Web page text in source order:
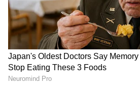
ಪ್ರೀತಿಯ ವಿಚಾರ ಹೇಳಿ ತನ್ನನ್ನು
ಹೇಳಿದ್ದಾಳೆ. ಮದುವೆಯಾಗಲು
ಇರೋಣ ಎಂದು ಪ್ರಿಯಕರ ಆದೇಶ್‌
ಅರ್ಚನಾ, ನೀನು ಹಲವು ಬಾರಿ
ಬೆಳೆಸಿದ್ದೀಯ. ಈಗ ಮದುವೆ
ಪ್ರಶ್ನಿಸಿದ್ದಾಳೆ. ಹೀಗೆ ಇಬ್ಬರ ನಡುವೆ
ಮಾಡಿ. ಬ್ರೇಕಿಂಗ್ ಸುದ್ದಿ (
Latest
ವಿಶೇಷ ವರದಿಗಳು ಮತ್ತು ನೇರ
(kannada news live)
ಕ್ಲಿಕ್‌ನಲ್ಲಿ ಲಭ್ಯ. ಏಷ್ಯಾನೆಟ್
ಆ್ಯಪ್ ಡೌನ್‌ಲೋಡ್ ಮಾಡಿ ಹಾಗು
ಗಳನ್ನು ಪಡೆಯಿರಿ